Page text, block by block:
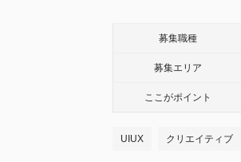
募集職種
募集エリア
ここがポイント
UIUX クリエイティブ